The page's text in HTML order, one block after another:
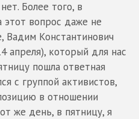
Более того, в
вопрос даже не
Вадим Константинович
апреля), который для нас
пошла ответная
с группой активистов,
в отношении
же день, в пятницу, я